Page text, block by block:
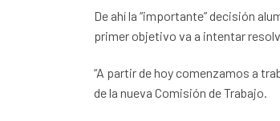
De ahí la “importante” decisión
primer objetivo va a intentar
“A partir de hoy comenzamos a
de la nueva Comisión de Trabajo.